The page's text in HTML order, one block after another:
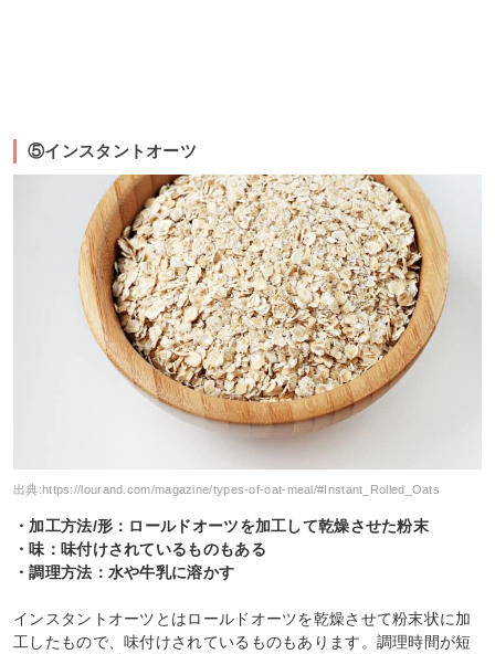
⑤インスタントオーツ
出典:https://lourand.com/magazine/types-of-oat-meal/#Instant_Rolled_Oats
・加工方法/形：ロールドオーツを加工して乾燥させた粉末
・味：味付けされているものもある
・調理方法：水や牛乳に溶かす
インスタントオーツとはロールドオーツを乾燥させて粉末状に加
工したもので、味付けされているものもあります。調理時間が短